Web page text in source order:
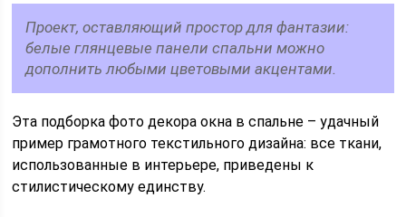
Проект, оставляющий простор для фантазии:
белые глянцевые панели спальни можно
дополнить любыми цветовыми акцентами.
Эта подборка фото декора окна в спальне – удачный
пример грамотного текстильного дизайна: все ткани,
использованные в интерьере, приведены к
стилистическому единству.